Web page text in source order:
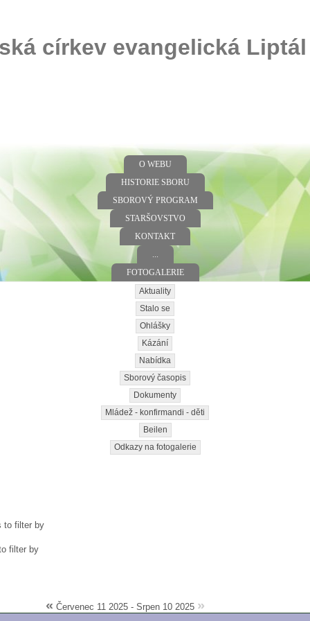
církev evangelická Liptál
O WEBU
HISTORIE SBORU
SBOROVÝ PROGRAM
STARŠOVSTVO
KONTAKT
FOTOGALERIE
Aktuality
Stalo se
Ohlášky
Kázání
Nabídka
Sborový časopis
Dokumenty
Mládež - konfirmandi - děti
Beilen
Odkazy na fotogalerie
to filter by
filter by
« Červenec 11 2025 - Srpen 10 2025 »